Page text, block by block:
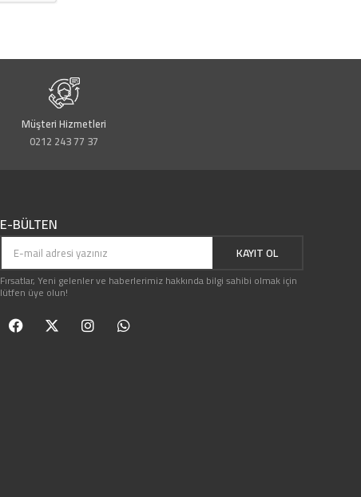
Müşteri Hizmetleri
0212 243 77 37
E-BÜLTEN
KAYIT OL
Fırsatlar, Yeni gelenler ve haberlerimiz hakkında bilgi sahibi olmak için
lütfen üye olun!